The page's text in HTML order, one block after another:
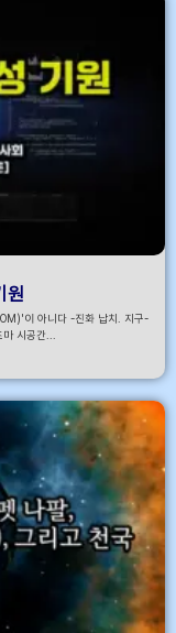
원
이 아니다 -진화 납치. 지구-
시공간...